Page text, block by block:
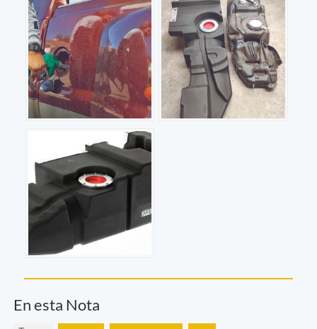
En esta Nota